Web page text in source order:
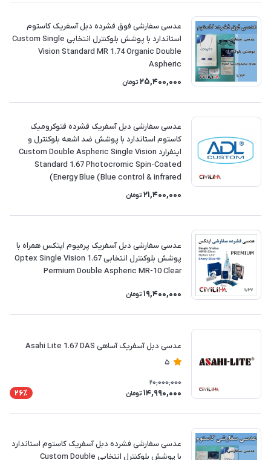
عدسی سفارشی فوق فشرده دبل آسفریک کاستوم
استاندارد با پوشش بلوکنترل انتخابی Custom Single
Vision Standard MR 1.74 Organic Double
Aspheric
25,400,000 تومان
عدسی سفارشی دبل آسفریک فشرده فتوکرومیک
کاستوم استاندارد با پوشش ضد اشعه بلوکنترل و
اینفرارد Custom Double Aspheric Single Vision
Standard 1.67 Photocromic Spin-Coated
Energy Blue (Blue control & infrared)
21,400,000 تومان
عدسی سفارشی دبل آسفریک پرمیوم اپتکس همراه با
پوشش بلوکنترل انتخابی 1.67 Optex Single Vision
Permium Double Aspheric MR-10 Clear
19,400,000 تومان
عدسی دبل آسفریک آساهی Asahi Lite 1.67 DAS
5
20,000,000
14,990,000 تومان 26٪
عدسی سفارشی فشرده دبل آسفریک کاستوم استاندارد
با پوشش بلوکنترل انتخابی Custom Double